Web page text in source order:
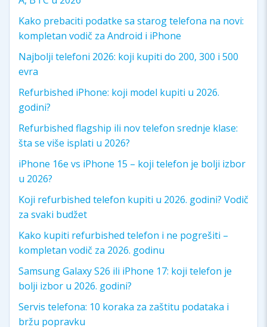
Kako prebaciti podatke sa starog telefona na novi:
kompletan vodič za Android i iPhone
Najbolji telefoni 2026: koji kupiti do 200, 300 i 500
evra
Refurbished iPhone: koji model kupiti u 2026.
godini?
Refurbished flagship ili nov telefon srednje klase:
šta se više isplati u 2026?
iPhone 16e vs iPhone 15 – koji telefon je bolji izbor
u 2026?
Koji refurbished telefon kupiti u 2026. godini? Vodič
za svaki budžet
Kako kupiti refurbished telefon i ne pogrešiti –
kompletan vodič za 2026. godinu
Samsung Galaxy S26 ili iPhone 17: koji telefon je
bolji izbor u 2026. godini?
Servis telefona: 10 koraka za zaštitu podataka i
bržu popravku